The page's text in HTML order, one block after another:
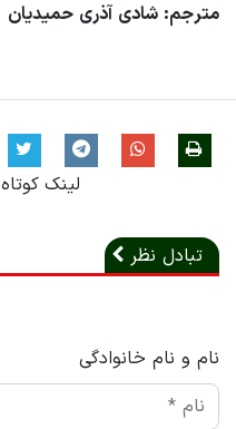
مترجم: شادی آذری حمیدیان
لینک کوتاه
تبادل نظر
نام و نام خانوادگی